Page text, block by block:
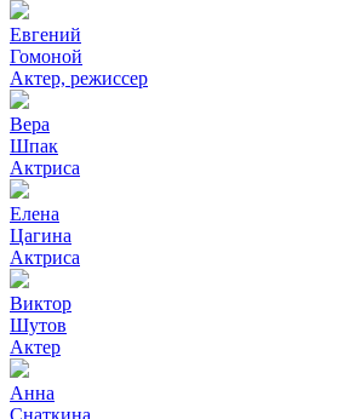
Евгений
Гомоной
Актер, режиссер
Вера
Шпак
Актриса
Елена
Цагина
Актриса
Виктор
Шутов
Актер
Анна
Снаткина